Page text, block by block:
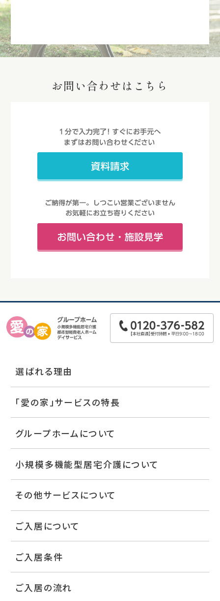
お問い合わせはこちら
選ばれる理由
「愛の家」サービスの特長
グループホームについて
小規模多機能型居宅介護について
その他サービスについて
ご入居について
ご入居条件
ご入居の流れ